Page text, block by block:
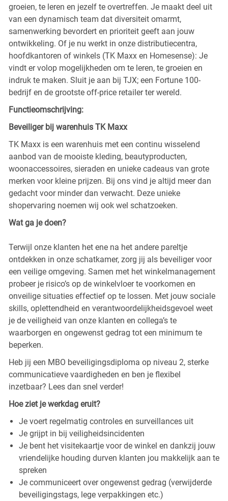
groeien, te leren en jezelf te overtreffen. Je maakt deel uit
van een dynamisch team dat diversiteit omarmt,
samenwerking bevordert en prioriteit geeft aan jouw
ontwikkeling. Of je nu werkt in onze distributiecentra,
hoofdkantoren of winkels (TK Maxx en Homesense): Je
vindt er volop mogelijkheden om te leren, te groeien en
indruk te maken. Sluit je aan bij TJX; een Fortune 100-
bedrijf en de grootste off-price retailer ter wereld.
Functieomschrijving:
Beveiliger bij warenhuis TK Maxx
TK Maxx is een warenhuis met een continu wisselend
aanbod van de mooiste kleding, beautyproducten,
woonaccessoires, sieraden en unieke cadeaus van grote
merken voor kleine prijzen. Bij ons vind je altijd meer dan
gedacht voor minder dan verwacht. Deze unieke
shopervaring noemen wij ook wel schatzoeken.
Wat ga je doen?
Terwijl onze klanten het ene na het andere pareltje
ontdekken in onze schatkamer, zorg jij als beveiliger voor
een veilige omgeving. Samen met het winkelmanagement
probeer je risico’s op de winkelvloer te voorkomen en
onveilige situaties effectief op te lossen. Met jouw sociale
skills, oplettendheid en verantwoordelijkheidsgevoel weet
je de veiligheid van onze klanten en collega’s te
waarborgen en ongewenst gedrag tot een minimum te
beperken.
Heb jij een MBO beveiligingsdiploma op niveau 2, sterke
communicatieve vaardigheden en ben je flexibel
inzetbaar? Lees dan snel verder!
Hoe ziet je werkdag eruit?
Je voert regelmatig controles en surveillances uit
Je grijpt in bij veiligheidsincidenten
Je bent het visitekaartje voor de winkel en dankzij jouw
vriendelijke houding durven klanten jou makkelijk aan te
spreken
Je communiceert over ongewenst gedrag (verwijderde
beveiligingstags, lege verpakkingen etc.)